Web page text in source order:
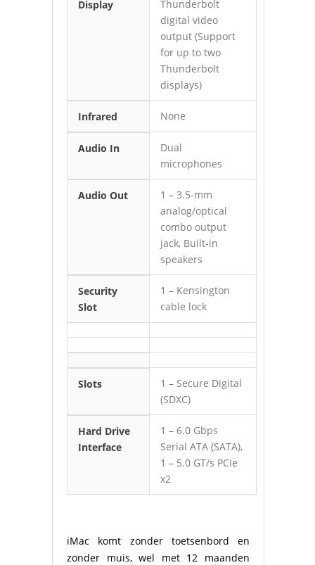
Display
Thunderbolt
digital video
output (Support
for up to two
Thunderbolt
displays)
Infrared None
Audio In
Dual
microphones
Audio Out
1 – 3.5-mm
analog/optical
combo output
jack, Built-in
speakers
Security
Slot
1 – Kensington
cable lock
Slots
1 – Secure Digital
(SDXC)
Hard Drive
Interface
1 – 6.0 Gbps
Serial ATA (SATA),
1 – 5.0 GT/s PCIe
x2
iMac komt zonder toetsenbord en
zonder muis, wel met 12 maanden